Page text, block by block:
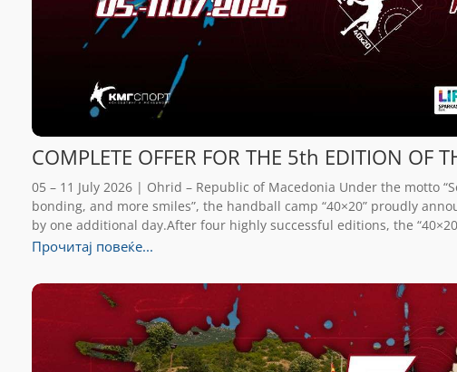
COMPLETE OFFER FOR THE 5th EDITION OF
05 – 11 July 2026 | Ohrid – Republic of Macedonia Under the motto
bonding, and more smiles”, the handball camp “40×20” proudly
by one additional day.After four highly successful editions, the
Прочитај повеќе...